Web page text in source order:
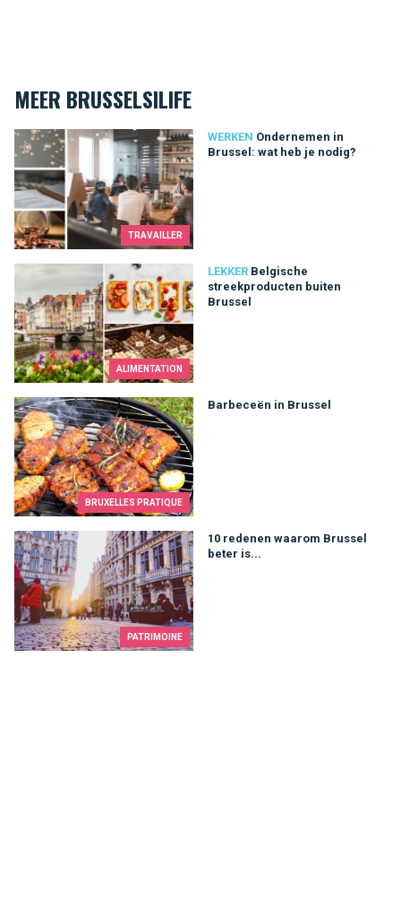
MEER BRUSSELSILIFE
TRAVAILLER
WERKEN Ondernemen in
Brussel: wat heb je nodig?
Ondernemen in Brussel: wat heb je nodig?
ALIMENTATION
LEKKER Belgische
streekproducten buiten
Brussel
Belgische streekproducten buiten Brussel
BRUXELLES PRATIQUE
Barbeceën in Brussel
Barbeceën in Brussel
PATRIMOINE
10 redenen waarom Brussel
beter is...
10 redenen waarom Brussel beter is...